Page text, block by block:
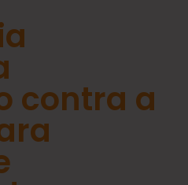
contra a